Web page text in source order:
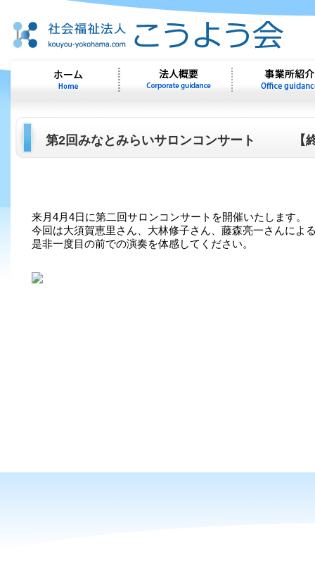
第2回みなとみらいサロンコンサート 【終
来月4月4日に第二回サロンコンサートを開催いたします。
今回は大須賀恵里さん、大林修子さん、藤森亮一さんによ
是非一度目の前での演奏を体感してください。